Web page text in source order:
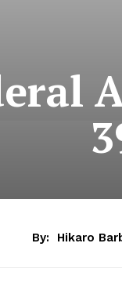
By: Hikaro